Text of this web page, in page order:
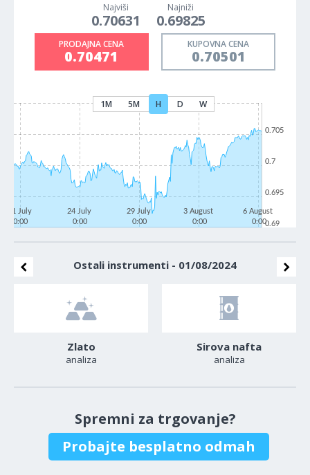
Najviši
0.70631
Najniži
0.69825
PRODAJNA CENA
0.70471
KUPOVNA CENA
0.70501
1M 5M H D W
21 July
0:00
24 July
0:00
29 July
0:00
3 August
0:00
6 August
0:000.69
0.695
0.7
0.705
Ostali instrumenti - 01/08/2024
Zlato
analiza
Sirova nafta
analiza
Spremni za trgovanje?
Probajte besplatno odmah